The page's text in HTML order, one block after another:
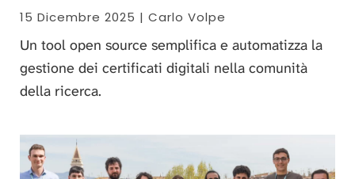
15 Dicembre 2025 | Carlo Volpe
Un tool open source semplifica e automatizza la
gestione dei certificati digitali nella comunità
della ricerca.